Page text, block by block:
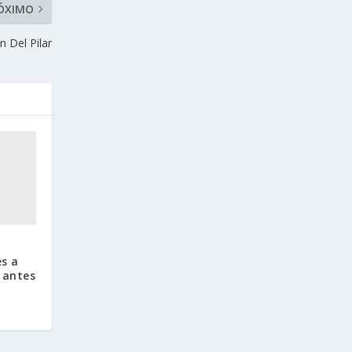
Del Pilar
a